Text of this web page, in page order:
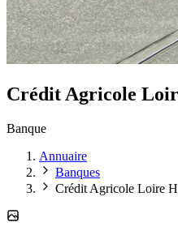
Crédit Agricole
Banque
Annuaire
Banques
Crédit Agricole Loire